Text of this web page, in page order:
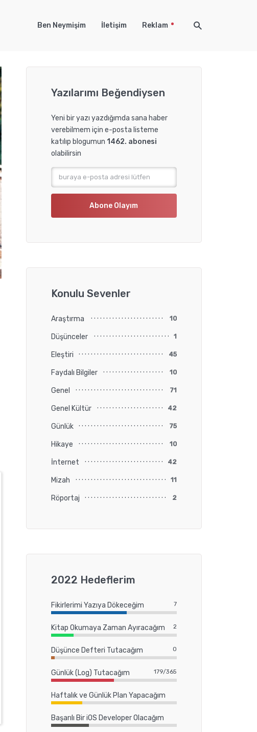
Ben Neymişim İletişim Reklam
Yazılarımı Beğendiysen
Yeni bir yazı yazdığımda sana haber
verebilmem için e-posta listeme
katılıp blogumun 1462. abonesi
olabilirsin
Konulu Sevenler
Araştırma 10
Düşünceler 1
Eleştiri 45
Faydalı Bilgiler 10
Genel 71
Genel Kültür 42
Günlük 75
Hikaye 10
İnternet 42
Mizah 11
Röportaj 2
2022 Hedeflerim
Fikirlerimi Yazıya Dökeceğim 7
Kitap Okumaya Zaman Ayıracağım 2
Düşünce Defteri Tutacağım 0
Günlük (Log) Tutacağım 179/365
Haftalık ve Günlük Plan Yapacağım
Başarılı Bir iOS Developer Olacağım